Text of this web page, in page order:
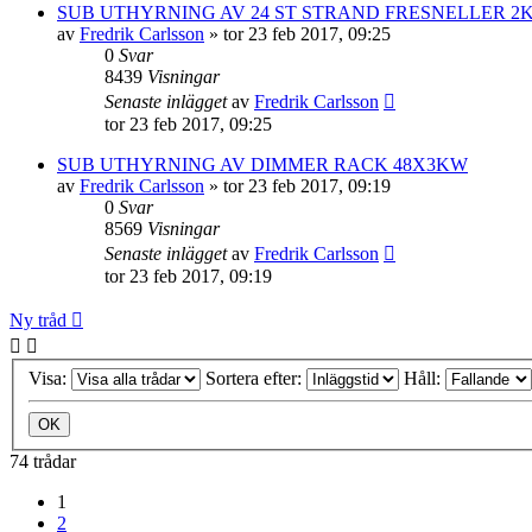
SUB UTHYRNING AV 24 ST STRAND FRESNELLER
av Fredrik Carlsson » tor 23 feb 2017, 09:25
0 Svar
8439 Visningar
Senaste inläggetav Fredrik Carlsson
tor 23 feb 2017, 09:25
SUB UTHYRNING AV DIMMER RACK 48X3KW
av Fredrik Carlsson » tor 23 feb 2017, 09:19
0 Svar
8569 Visningar
Senaste inläggetav Fredrik Carlsson
tor 23 feb 2017, 09:19
Ny tråd
Visa: Sortera efter: Håll:
74 trådar
1
2